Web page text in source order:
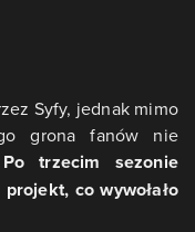
Syfy, jednak mimo
grona fanów nie
Po trzecim sezonie
co wywołało